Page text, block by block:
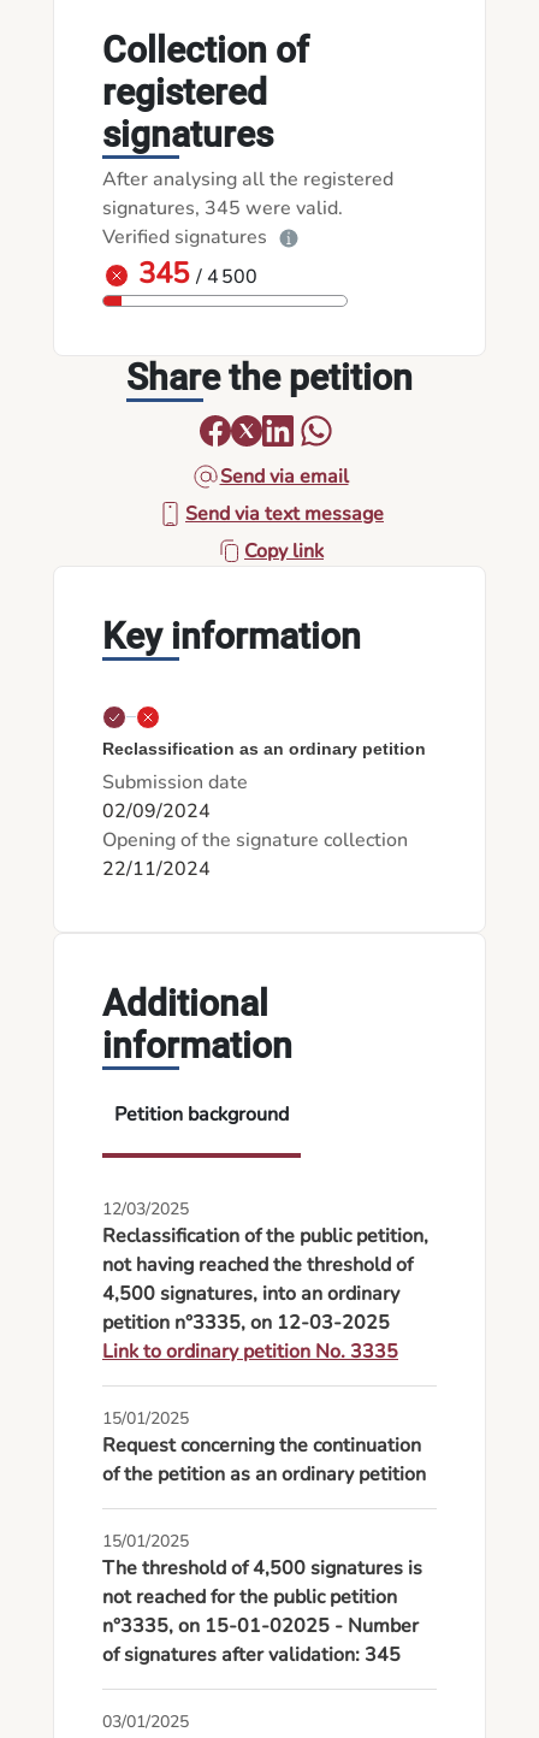
Collection of
registered
signatures
After analysing all the registered
signatures, 345 were valid.
Verified signatures
345 / 4 500
Share the petition
Send via email
Send via text message
Copy link
Key information
Reclassification as an ordinary petition
Submission date
02/09/2024
Opening of the signature collection
22/11/2024
Additional
information
Petition background
12/03/2025
Reclassification of the public petition,
not having reached the threshold of
4,500 signatures, into an ordinary
petition n°3335, on 12-03-2025
Link to ordinary petition No. 3335
15/01/2025
Request concerning the continuation
of the petition as an ordinary petition
15/01/2025
The threshold of 4,500 signatures is
not reached for the public petition
n°3335, on 15-01-02025 - Number
of signatures after validation: 345
03/01/2025